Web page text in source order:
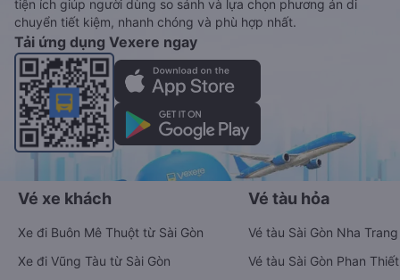
tiện ích giúp người dùng so sánh và lựa chọn phương án di
chuyển tiết kiệm, nhanh chóng và phù hợp nhất.
Tải ứng dụng Vexere ngay
Vé xe khách
Xe đi Buôn Mê Thuột từ Sài Gòn
Xe đi Vũng Tàu từ Sài Gòn
Vé tàu hỏa
Vé tàu Sài Gòn Nha Trang
Vé tàu Sài Gòn Phan Thiết